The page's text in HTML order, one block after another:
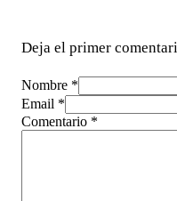
Deja el primer
Nombre *
Email *
Comentario *